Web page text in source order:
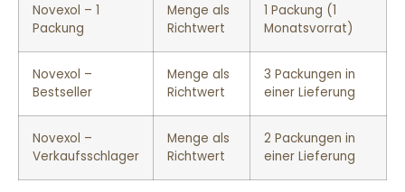
Novexol – 1
Packung
Menge als
Richtwert
1 Packung (1
Monatsvorrat)
Novexol –
Bestseller
Menge als
Richtwert
3 Packungen in
einer Lieferung
Novexol –
Verkaufsschlager
Menge als
Richtwert
2 Packungen in
einer Lieferung